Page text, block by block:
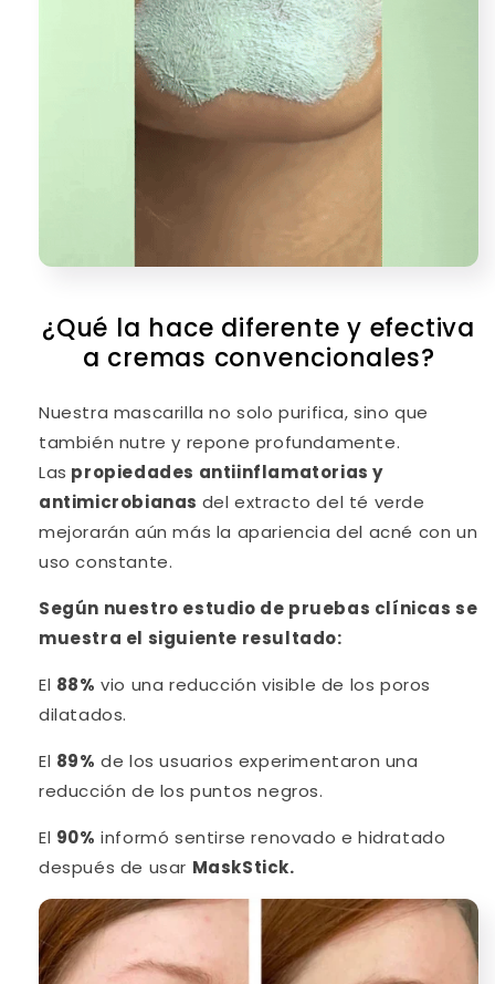
¿Qué la hace diferente y efectiva
a cremas convencionales?
Nuestra mascarilla no solo purifica, sino que
también nutre y repone profundamente.
Las propiedades antiinflamatorias y
antimicrobianas del extracto del té verde
mejorarán aún más la apariencia del acné con un
uso constante.
Según nuestro estudio de pruebas clínicas se
muestra el siguiente resultado:
El 88% vio una reducción visible de los poros
dilatados.
El 89% de los usuarios experimentaron una
reducción de los puntos negros.
El 90% informó sentirse renovado e hidratado
después de usar MaskStick.